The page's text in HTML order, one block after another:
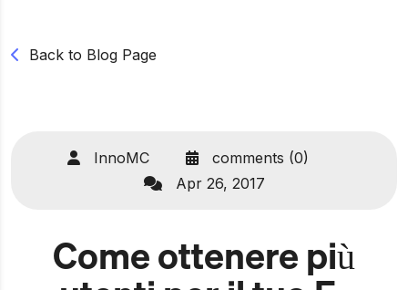
Back to Blog Page
InnoMC
comments (0)
Apr 26, 2017
Come ottenere più